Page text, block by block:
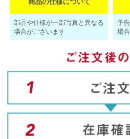
部品や仕様が一部写真と異なる
場合がございます
予
場